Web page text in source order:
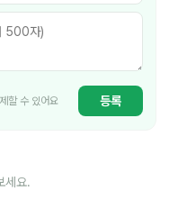
할 수 있어요 등록
세요.